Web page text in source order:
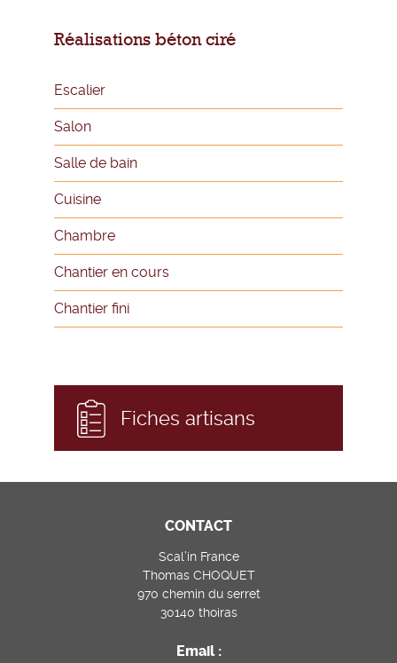
Réalisations béton ciré
Escalier
Salon
Salle de bain
Cuisine
Chambre
Chantier en cours
Chantier fini
Fiches artisans
CONTACT
Scal’in France
Thomas CHOQUET
970 chemin du serret
30140 thoiras
Email :